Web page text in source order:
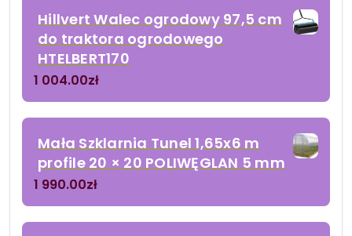
Hillvert Walec ogrodowy 97,5 cm
do traktora ogrodowego
HTELBERT170
1 004.00zł
Mała Szklarnia Tunel 1,65x6 m
profile 20 × 20 POLIWĘGLAN 5 mm
1 990.00zł